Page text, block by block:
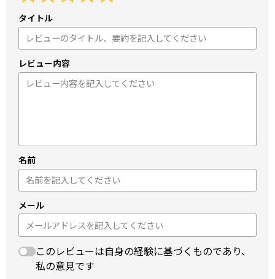
タイトル
レビュー内容
名前
メール
このレビューは自身の経験に基づくものであり、
私の意見です